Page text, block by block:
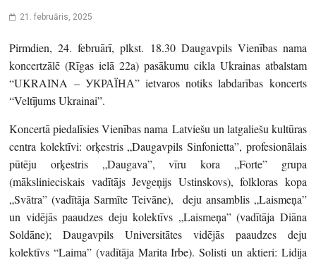
21. februāris, 2025
Pirmdien, 24. februārī, plkst. 18.30 Daugavpils Vienības nama
koncertzālē (Rīgas ielā 22a) pasākumu cikla Ukrainas atbalstam
“UKRAINA – УКРАÏНА” ietvaros notiks labdarības koncerts
“Veltījums Ukrainai”.
Koncertā piedalīsies Vienības nama Latviešu un latgaliešu kultūras
centra kolektīvi: orķestris „Daugavpils Sinfonietta”, profesionālais
pūtēju orķestris „Daugava”, vīru kora „Forte” grupa
(mākslinieciskais vadītājs Jevgeņijs Ustinskovs), folkloras kopa
„Svātra” (vadītāja Sarmīte Teivāne), deju ansamblis „Laismeņa”
un vidējās paaudzes deju kolektīvs „Laismeņa” (vadītāja Diāna
Soldāne); Daugavpils Universitātes vidējās paaudzes deju
kolektīvs “Laima” (vadītāja Marita Irbe). Solisti un aktieri: Lidija